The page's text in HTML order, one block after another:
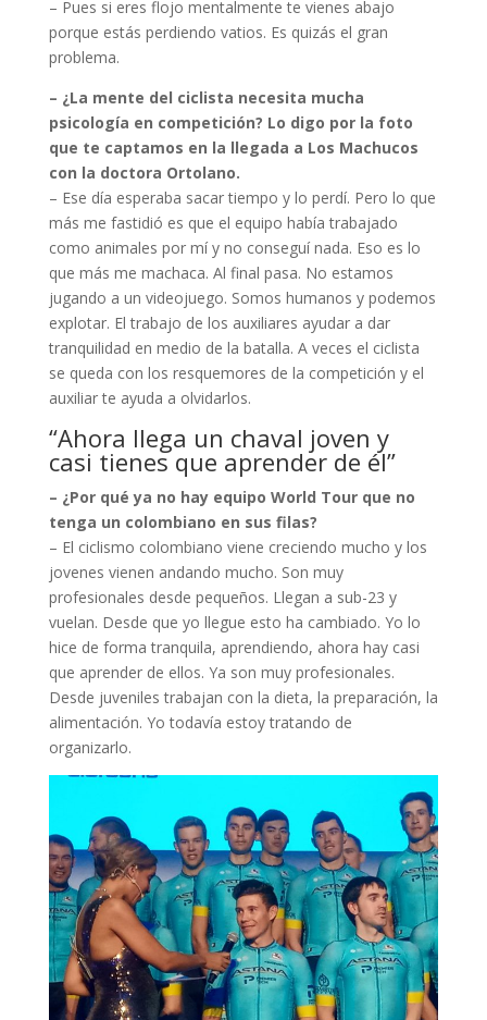
– Pues si eres flojo mentalmente te vienes abajo
porque estás perdiendo vatios. Es quizás el gran
problema.
– ¿La mente del ciclista necesita mucha
psicología en competición? Lo digo por la foto
que te captamos en la llegada a Los Machucos
con la doctora Ortolano.
– Ese día esperaba sacar tiempo y lo perdí. Pero lo que
más me fastidió es que el equipo había trabajado
como animales por mí y no conseguí nada. Eso es lo
que más me machaca. Al final pasa. No estamos
jugando a un videojuego. Somos humanos y podemos
explotar. El trabajo de los auxiliares ayudar a dar
tranquilidad en medio de la batalla. A veces el ciclista
se queda con los resquemores de la competición y el
auxiliar te ayuda a olvidarlos.
“Ahora llega un chaval joven y
casi tienes que aprender de él”
– ¿Por qué ya no hay equipo World Tour que no
tenga un colombiano en sus filas?
– El ciclismo colombiano viene creciendo mucho y los
jovenes vienen andando mucho. Son muy
profesionales desde pequeños. Llegan a sub-23 y
vuelan. Desde que yo llegue esto ha cambiado. Yo lo
hice de forma tranquila, aprendiendo, ahora hay casi
que aprender de ellos. Ya son muy profesionales.
Desde juveniles trabajan con la dieta, la preparación, la
alimentación. Yo todavía estoy tratando de
organizarlo.